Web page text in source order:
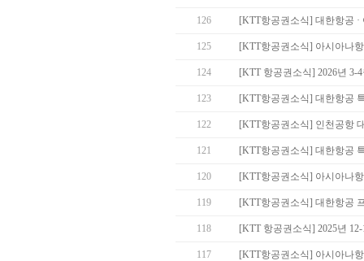
126 [KTT항공권소식] 대한항공
125 [KTT항공권소식] 아시아나
124 [KTT 항공권소식] 2026년 3-
123 [KTT항공권소식] 대한항공
122 [KTT항공권소식] 인천공항
121 [KTT항공권소식] 대한항공
120 [KTT항공권소식] 아시아나
119 [KTT항공권소식] 대한항공
118 [KTT 항공권소식] 2025년
117 [KTT항공권소식] 아시아나